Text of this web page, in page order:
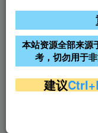
阿里云2核2G200M服
年
超低价文字广告位
本站资源全部来源
考，切勿用于
建议